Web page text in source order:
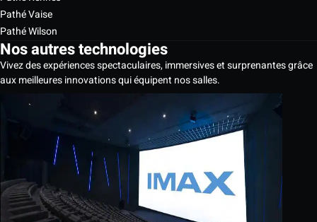
Pathé Vaise
Pathé Wilson
Nos autres technologies
Vivez des expériences spectaculaires, immersives et surprenantes grâce
aux meilleures innovations qui équipent nos salles.